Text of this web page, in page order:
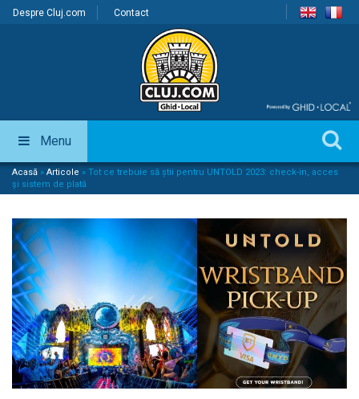
Despre Cluj.com Contact
Menu
Acasă » Articole » Tot ce trebuie să știi pentru UNTOLD 2023: check-in, acces
și sistem de plată